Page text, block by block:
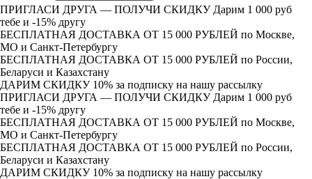
ПРИГЛАСИ ДРУГА — ПОЛУЧИ СКИДКУ Дарим 1 000 руб
тебе и -15% другу
БЕСПЛАТНАЯ ДОСТАВКА ОТ 15 000 РУБЛЕЙ по Москве,
МО и Санкт-Петербургу
БЕСПЛАТНАЯ ДОСТАВКА ОТ 15 000 РУБЛЕЙ по России,
Беларуси и Казахстану
ДАРИМ СКИДКУ 10% за подписку на нашу рассылку
ПРИГЛАСИ ДРУГА — ПОЛУЧИ СКИДКУ Дарим 1 000 руб
тебе и -15% другу
БЕСПЛАТНАЯ ДОСТАВКА ОТ 15 000 РУБЛЕЙ по Москве,
МО и Санкт-Петербургу
БЕСПЛАТНАЯ ДОСТАВКА ОТ 15 000 РУБЛЕЙ по России,
Беларуси и Казахстану
ДАРИМ СКИДКУ 10% за подписку на нашу рассылку